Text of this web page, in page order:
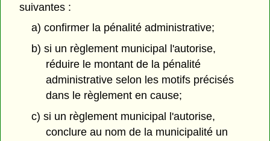
suivantes :
a) confirmer la pénalité administrative;
b) si un règlement municipal l'autorise,
réduire le montant de la pénalité
administrative selon les motifs précisés
dans le règlement en cause;
c) si un règlement municipal l'autorise,
conclure au nom de la municipalité un